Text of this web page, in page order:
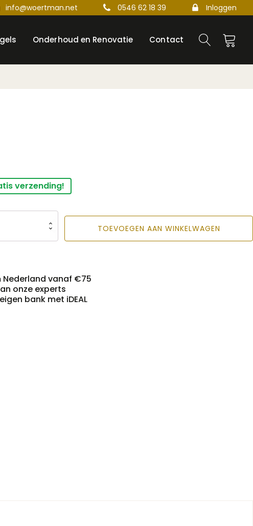
info@woertman.net 0546 62 18 39 Inloggen
Onderhoud en Renovatie Contact
verzending!
TOEVOEGEN AAN WINKELWAGEN
Nederland vanaf €75
onze experts
bank met iDEAL